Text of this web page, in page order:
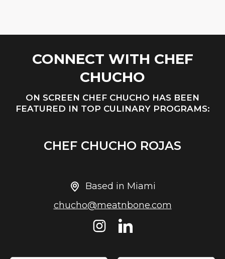
CONNECT WITH CHEF
CHUCHO
ON SCREEN CHEF CHUCHO HAS BEEN
FEATURED IN TOP CULINARY PROGRAMS:
CHEF CHUCHO ROJAS
Based in Miami
chucho@meatnbone.com